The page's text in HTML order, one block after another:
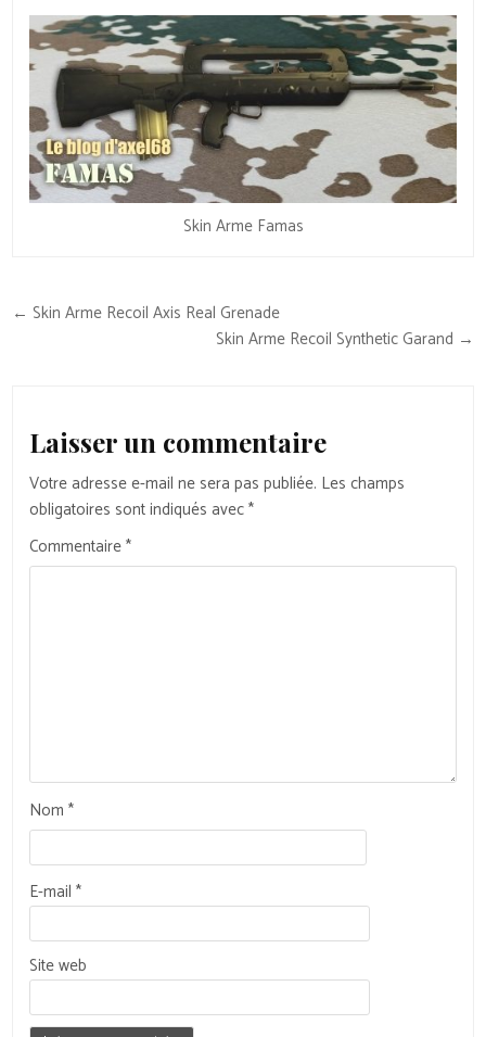
Skin Arme Famas
Navigation
← Skin Arme Recoil Axis Real Grenade
Skin Arme Recoil Synthetic Garand →
Laisser un commentaire
Votre adresse e-mail ne sera pas publiée. Les champs
obligatoires sont indiqués avec*
Commentaire*
Nom*
E-mail*
Site web